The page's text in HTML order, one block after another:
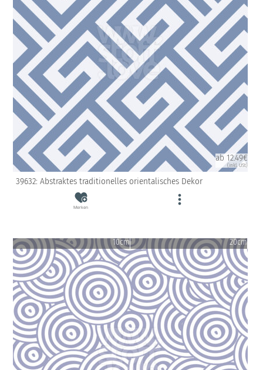
ab 12.49€
(inkl. USt)
39632: Abstraktes traditionelles orientalisches Dekor
Merken
10cm 20cm